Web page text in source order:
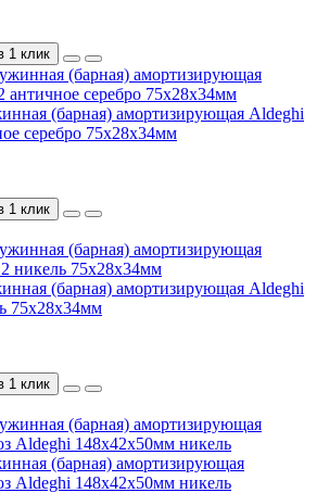
1 клик
(барная) амортизирующая Aldeghi
серебро 75x28x34мм
1 клик
(барная) амортизирующая Aldeghi
75x28x34мм
1 клик
(барная) амортизирующая
Aldeghi 148x42x50мм никель